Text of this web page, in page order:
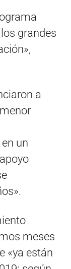
grandes
a
un
meses
«ya están